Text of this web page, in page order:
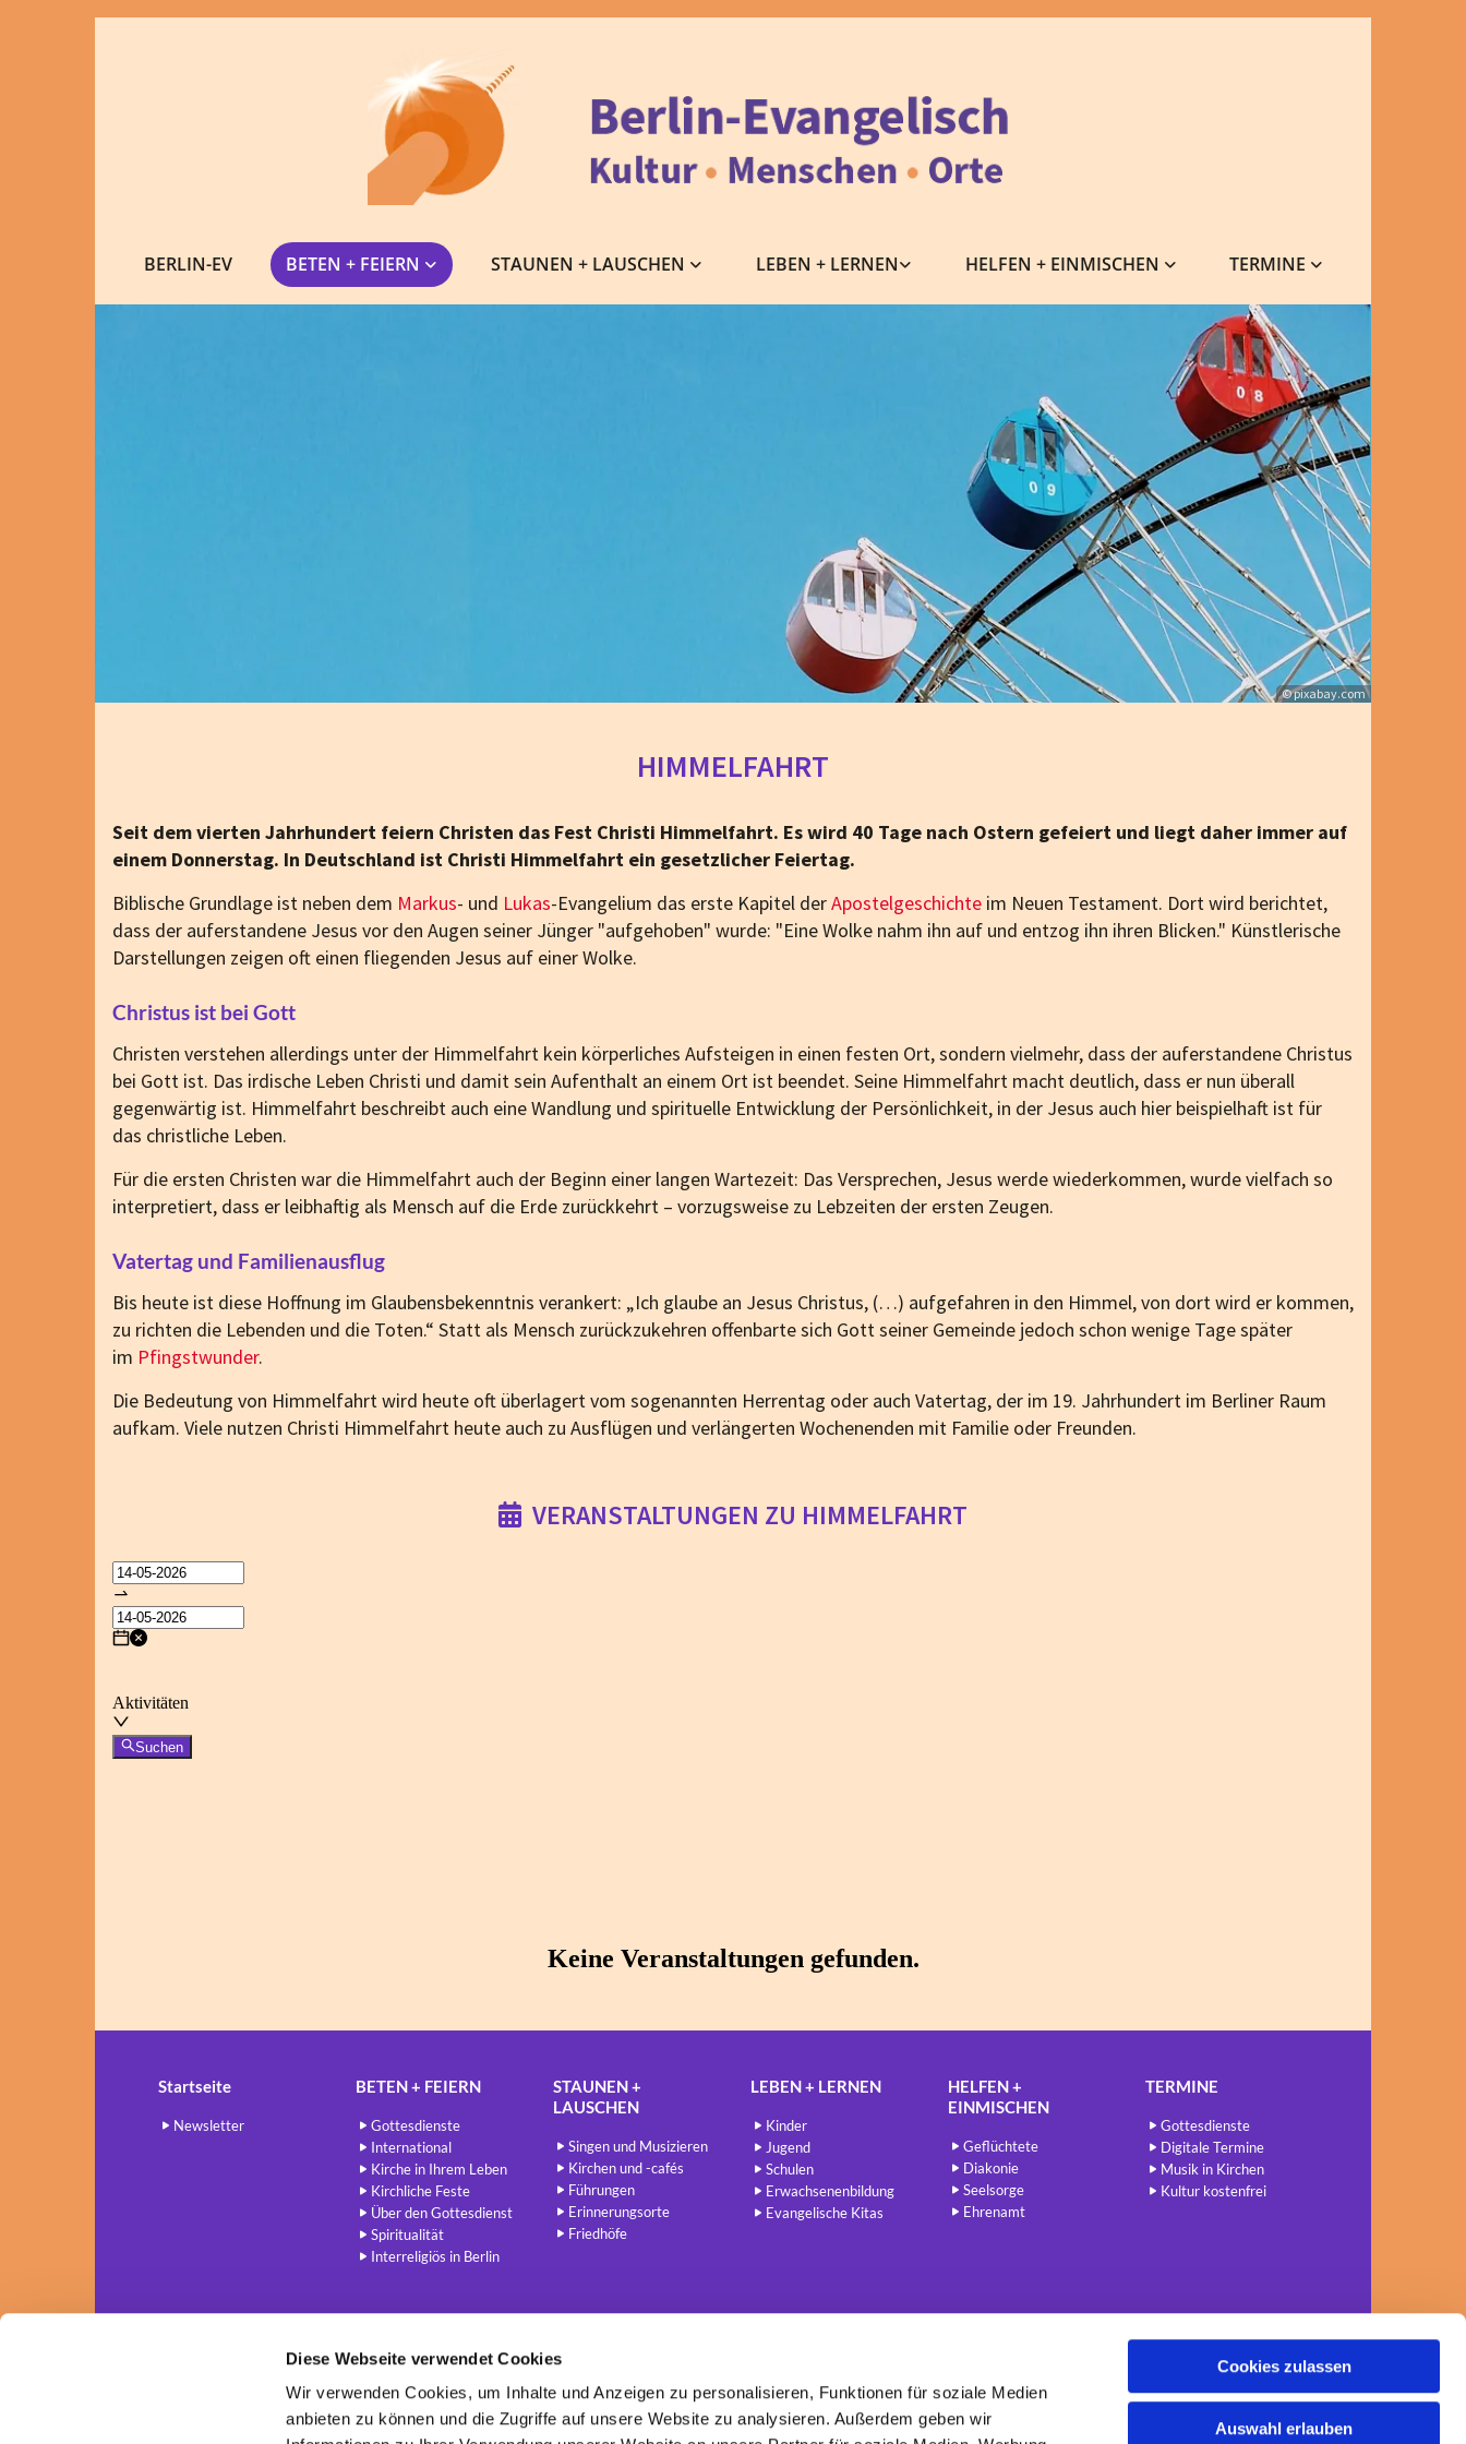
Diese Webseite verwendet Cookies
Wir verwenden Cookies, um Inhalte und Anzeigen zu personalisieren, Funktionen für soziale Medien
anbieten zu können und die Zugriffe auf unsere Website zu analysieren. Außerdem geben wir
Cookies zulassen
Auswahl erlauben
BERLIN-EV BETEN + FEIERN STAUNEN + LAUSCHEN LEBEN + LERNEN HELFEN + EINMISCHEN TERMINE
© pixabay.com
HIMMELFAHRT
Seit dem vierten Jahrhundert feiern Christen das Fest Christi Himmelfahrt. Es wird 40 Tage nach Ostern gefeiert und liegt daher immer auf
einem Donnerstag. In Deutschland ist Christi Himmelfahrt ein gesetzlicher Feiertag.
Biblische Grundlage ist neben dem Markus- und Lukas-Evangelium das erste Kapitel derApostelgeschichte im Neuen Testament. Dort wird berichtet,
dass der auferstandene Jesus vor den Augen seiner Jünger "aufgehoben" wurde: "Eine Wolke nahm ihn auf und entzog ihn ihren Blicken." Künstlerische
Darstellungen zeigen oft einen fliegenden Jesus auf einer Wolke.
Christus ist bei Gott
Christen verstehen allerdings unter der Himmelfahrt kein körperliches Aufsteigen in einen festen Ort, sondern vielmehr, dass der auferstandene Christus
bei Gott ist. Das irdische Leben Christi und damit sein Aufenthalt an einem Ort ist beendet. Seine Himmelfahrt macht deutlich, dass er nun überall
gegenwärtig ist. Himmelfahrt beschreibt auch eine Wandlung und spirituelle Entwicklung der Persönlichkeit, in der Jesus auch hier beispielhaft ist für
das christliche Leben.
Für die ersten Christen war die Himmelfahrt auch der Beginn einer langen Wartezeit: Das Versprechen, Jesus werde wiederkommen, wurde vielfach so
interpretiert, dass er leibhaftig als Mensch auf die Erde zurückkehrt – vorzugsweise zu Lebzeiten der ersten Zeugen.
Vatertag und Familienausflug
Bis heute ist diese Hoffnung im Glaubensbekenntnis verankert: „Ich glaube an Jesus Christus, (…) aufgefahren in den Himmel, von dort wird er kommen,
zu richten die Lebenden und die Toten.“ Statt als Mensch zurückzukehren offenbarte sich Gott seiner Gemeinde jedoch schon wenige Tage später
im Pfingstwunder.
Die Bedeutung von Himmelfahrt wird heute oft überlagert vom sogenannten Herrentag oder auch Vatertag, der im 19. Jahrhundert im Berliner Raum
aufkam. Viele nutzen Christi Himmelfahrt heute auch zu Ausflügen und verlängerten Wochenenden mit Familie oder Freunden.
 VERANSTALTUNGEN ZU HIMMELFAHRT
Startseite
Newsletter
BETEN + FEIERN
Gottesdienste
International
Kirche in Ihrem Leben
Kirchliche Feste
Über den Gottesdienst
Spiritualität
Interreligiös in Berlin
STAUNEN +
LAUSCHEN
Singen und Musizieren
Kirchen und -cafés
Führungen
Erinnerungsorte
Friedhöfe
LEBEN + LERNEN
Kinder
Jugend
Schulen
Erwachsenenbildung
Evangelische Kitas
HELFEN +
EINMISCHEN
Geflüchtete
Diakonie
Seelsorge
Ehrenamt
TERMINE
Gottesdienste
Digitale Termine
Musik in Kirchen
Kultur kostenfrei
Berlin - Evangelisch